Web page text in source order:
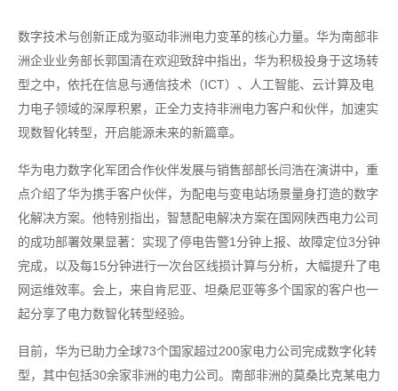
数字技术与创新正成为驱动非洲电力变革的核心力量。华为南部非
洲企业业务部长郭国清在欢迎致辞中指出，华为积极投身于这场转
型之中，依托在信息与通信技术（ICT）、人工智能、云计算及电
力电子领域的深厚积累，正全力支持非洲电力客户和伙伴，加速实
现数智化转型，开启能源未来的新篇章。
华为电力数字化军团合作伙伴发展与销售部部长闫浩在演讲中，重
点介绍了华为携手客户伙伴，为配电与变电站场景量身打造的数字
化解决方案。他特别指出，智慧配电解决方案在国网陕西电力公司
的成功部署效果显著：实现了停电告警1分钟上报、故障定位3分钟
完成，以及每15分钟进行一次台区线损计算与分析，大幅提升了电
网运维效率。会上，来自肯尼亚、坦桑尼亚等多个国家的客户也一
起分享了电力数智化转型经验。
目前，华为已助力全球73个国家超过200家电力公司完成数字化转
型，其中包括30余家非洲的电力公司。南部非洲的莫桑比克某电力